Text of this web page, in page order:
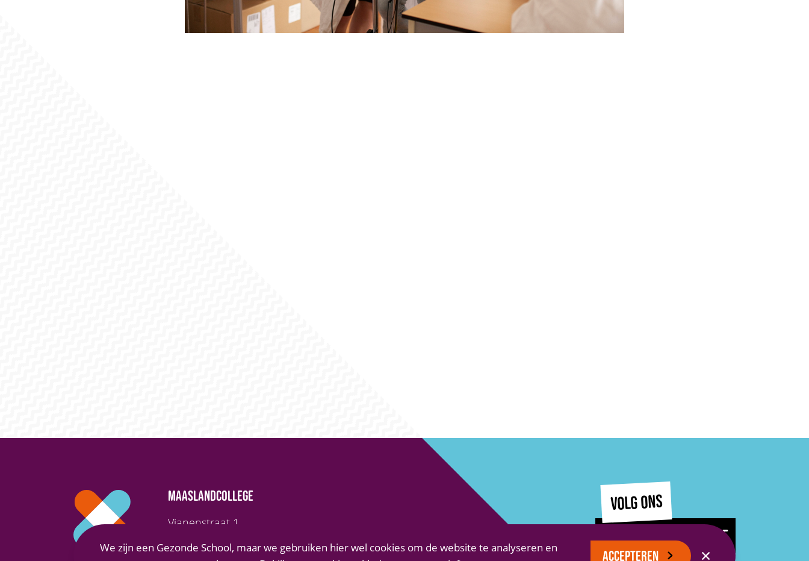
MAASLANDCOLLEGE
Vianenstraat 1
(0412) 66 70 70
VOLG ONS
EN BLIJF OP DE HOOGTE
We zijn een Gezonde School, maar we gebruiken hier wel cookies om de website te analyseren en
ACCEPTEREN ✕